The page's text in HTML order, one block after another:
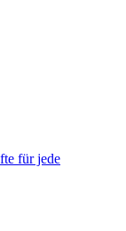
für jede